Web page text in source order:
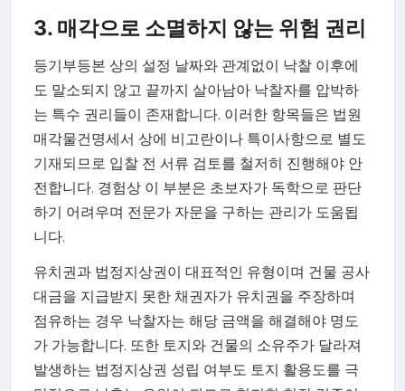
3. 매각으로 소멸하지 않는 위험 권리
등기부등본 상의 설정 날짜와 관계없이 낙찰 이후에
도 말소되지 않고 끝까지 살아남아 낙찰자를 압박하
는 특수 권리들이 존재합니다. 이러한 항목들은 법원
매각물건명세서 상에 비고란이나 특이사항으로 별도
기재되므로 입찰 전 서류 검토를 철저히 진행해야 안
전합니다. 경험상 이 부분은 초보자가 독학으로 판단
하기 어려우며 전문가 자문을 구하는 관리가 도움됩
니다.
유치권과 법정지상권이 대표적인 유형이며 건물 공사
대금을 지급받지 못한 채권자가 유치권을 주장하며
점유하는 경우 낙찰자는 해당 금액을 해결해야 명도
가 가능합니다. 또한 토지와 건물의 소유주가 달라져
발생하는 법정지상권 성립 여부도 토지 활용도를 극